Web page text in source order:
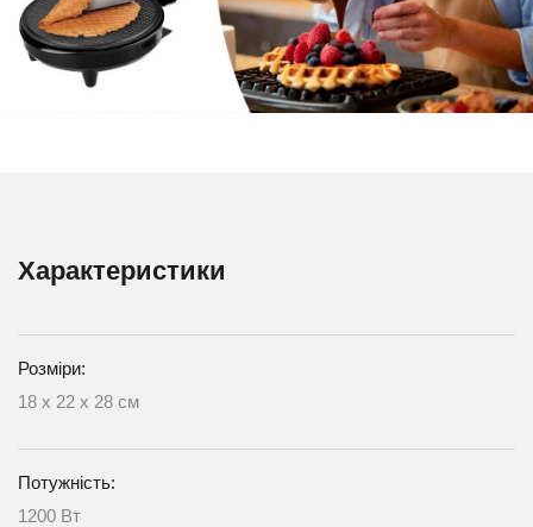
Характеристики
Розміри:
18 х 22 х 28 см
Потужність:
1200 Вт